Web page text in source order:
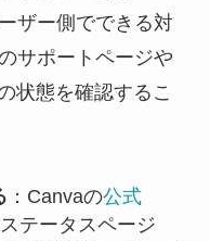
ザー側でできる対
サポートページや
状態を確認するこ
：Canvaの公式
テータスページ